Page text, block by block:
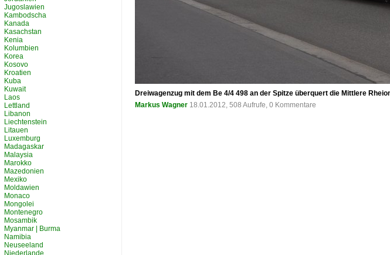
Dreiwagenzug mit dem Be 4/4 498 an der Spitze überquert die Mittlere
Markus Wagner 18.01.2012, 508 Aufrufe, 0 Kommentare
Jugoslawien
Kambodscha
Kanada
Kasachstan
Kenia
Kolumbien
Korea
Kosovo
Kroatien
Kuba
Kuwait
Laos
Lettland
Libanon
Liechtenstein
Litauen
Luxemburg
Madagaskar
Malaysia
Marokko
Mazedonien
Mexiko
Moldawien
Monaco
Mongolei
Montenegro
Mosambik
Myanmar | Burma
Namibia
Neuseeland
Niederlande